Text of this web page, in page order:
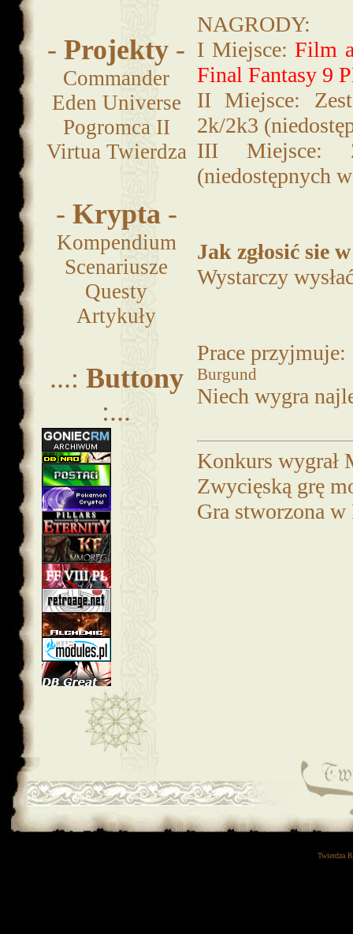
-Projekty -
Commander
Eden Universe
Pogromca II
Virtua Twierdza
- Krypta -
Kompendium
Scenariusze
Questy
Artykuły
...: Buttony
:...
NAGRODY:
I Miejsce:Film
Final Fantasy 9
II Miejsce:
2k/2k3
III Miejsce:
(niedostępnych
Jak zgłosić sie
Wystarczy
Prace przyjmuje:
Burgund
Niech wygra
Konkurs wygrał
Zwycięską grę
Gra stworzona
Twierdza